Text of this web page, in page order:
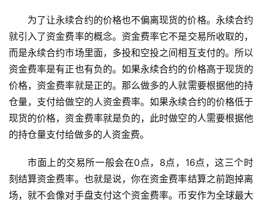
为了让永续合约的价格也不偏离现货的价格。永续合约
就引入了资金费率的概念。资金费率它不是交易所收取的，
而是永续合约市场里面，多投和空投之间相互支付的。所以
资金费率是有正也有负的。如果永续合约的价格高于现货的
价格，资金费率就是正的。那么做多的人就需要根据他的持
仓量，支付给做空的人资金费率。如果永续合约的价格低于
现货的价格，资金费率就是负的，此时做空的人需要根据他
的持仓量支付给做多的人资金费。
市面上的交易所一般会在0点，8点，16点，这三个时
刻结算资金费率。也就是说，你在资金费率结算之前跑掉离
场，就不会像对手盘支付这个资金费率。币安作为全球最大